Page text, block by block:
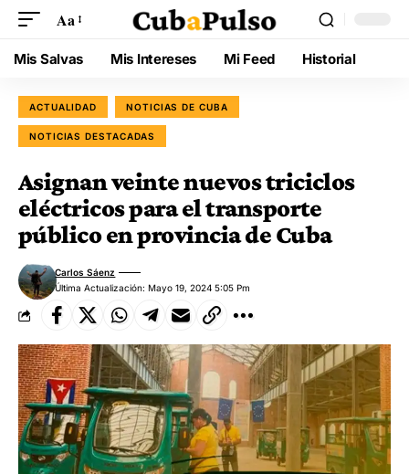
Aa
Mis Salvas Mis Intereses Mi Feed Historial
ACTUALIDAD NOTICIAS DE CUBA
NOTICIAS DESTACADAS
Asignan veinte nuevos triciclos
eléctricos para el transporte
público en provincia de Cuba
Última Actualización: Mayo 19, 2024 5:05 Pm
Carlos Sáenz